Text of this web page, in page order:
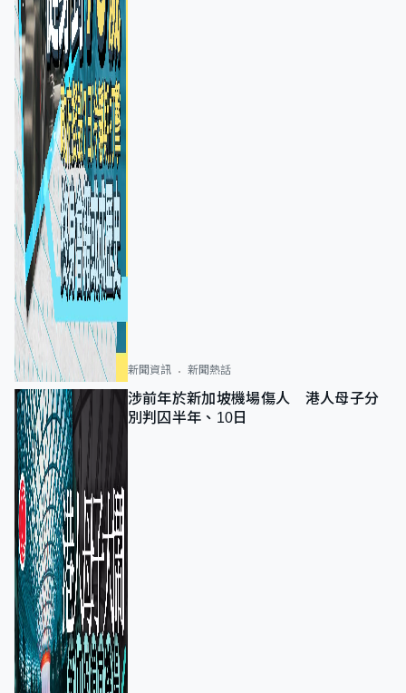
新聞資訊 新聞熱話
涉前年於新加坡機場傷人 港人母子分
別判囚半年、10日